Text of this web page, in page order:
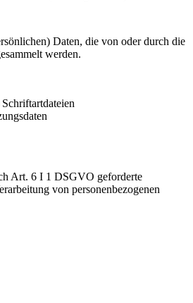
Daten, die von oder durch die
werden.
Art. 6 I 1 DSGVO geforderte
von personenbezogenen